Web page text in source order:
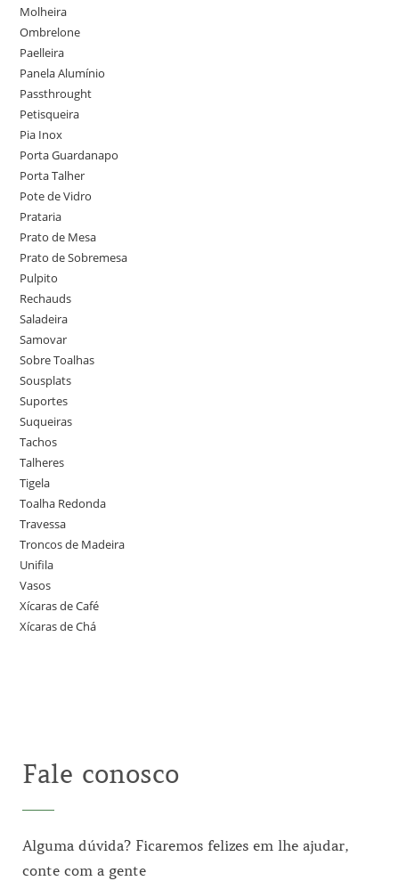
Molheira
Ombrelone
Paelleira
Panela Alumínio
Passthrought
Petisqueira
Pia Inox
Porta Guardanapo
Porta Talher
Pote de Vidro
Prataria
Prato de Mesa
Prato de Sobremesa
Pulpito
Rechauds
Saladeira
Samovar
Sobre Toalhas
Sousplats
Suportes
Suqueiras
Tachos
Talheres
Tigela
Toalha Redonda
Travessa
Troncos de Madeira
Unifila
Vasos
Xícaras de Café
Xícaras de Chá
Fale conosco
Alguma dúvida? Ficaremos felizes em lhe ajudar,
conte com a gente